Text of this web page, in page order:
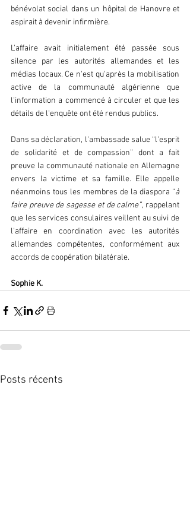
bénévolat social dans un hôpital de Hanovre et
aspirait à devenir infirmière.
L'affaire avait initialement été passée sous
silence par les autorités allemandes et les
médias locaux. Ce n'est qu'après la mobilisation
active de la communauté algérienne que
l'information a commencé à circuler et que les
détails de l'enquête ont été rendus publics.
Dans sa déclaration, l'ambassade salue “l'esprit
de solidarité et de compassion” dont a fait
preuve la communauté nationale en Allemagne
envers la victime et sa famille. Elle appelle
néanmoins tous les membres de la diaspora “à
faire preuve de sagesse et de calme”, rappelant
que les services consulaires veillent au suivi de
l'affaire en coordination avec les autorités
allemandes compétentes, conformément aux
accords de coopération bilatérale.
Sophie K.
Posts récents